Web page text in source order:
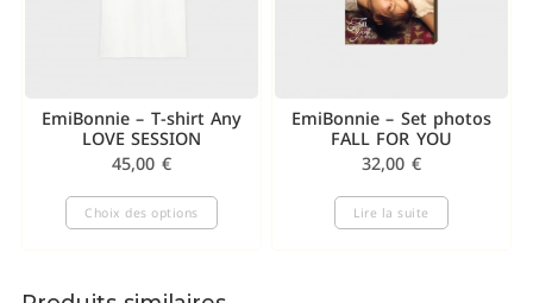
EmiBonnie – T-shirt Any
LOVE SESSION
45,00 €
Choix des options
EmiBonnie – Set photos
FALL FOR YOU
32,00 €
Lire la suite